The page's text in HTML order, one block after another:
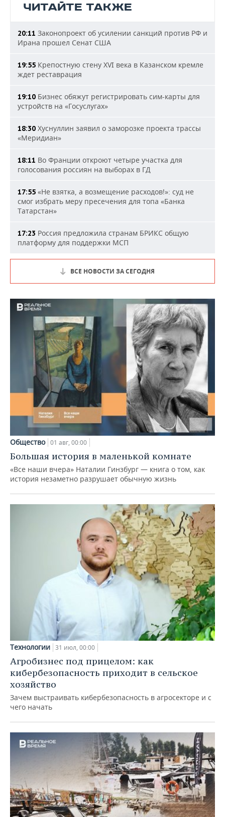
ЧИТАЙТЕ ТАКЖЕ
20:11 Законопроект об усилении санкций против РФ и
Ирана прошел Сенат США
19:55 Крепостную стену XVI века в Казанском кремле
ждет реставрация
19:10 Бизнес обяжут регистрировать сим-карты для
устройств на «Госуслугах»
18:30 Хуснуллин заявил о заморозке проекта трассы
«Меридиан»
18:11 Во Франции откроют четыре участка для
голосования россиян на выборах в ГД
17:55 «Не взятка, а возмещение расходов!»: суд не
смог избрать меру пресечения для топа «Банка
Татарстан»
17:23 Россия предложила странам БРИКС общую
платформу для поддержки МСП
ВСЕ НОВОСТИ ЗА СЕГОДНЯ
Общество 01 авг, 00:00
Большая история в маленькой комнате
«Все наши вчера» Наталии Гинзбург — книга о том, как
история незаметно разрушает обычную жизнь
Технологии 31 июл, 00:00
Агробизнес под прицелом: как
кибербезопасность приходит в сельское
хозяйство
Зачем выстраивать кибербезопасность в агросекторе и с
чего начать